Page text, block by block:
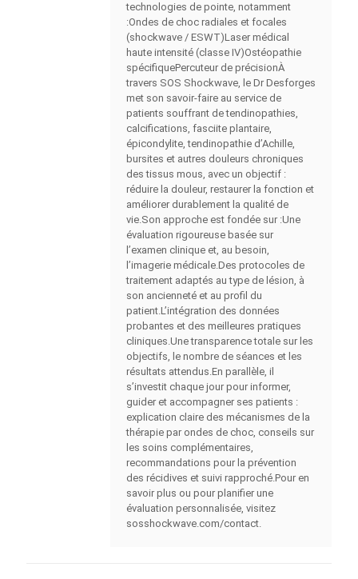
technologies de pointe, notamment
:Ondes de choc radiales et focales
(shockwave / ESWT)Laser médical
haute intensité (classe IV)Ostéopathie
spécifiquePercuteur de précisionÀ
travers SOS Shockwave, le Dr Desforges
met son savoir-faire au service de
patients souffrant de tendinopathies,
calcifications, fasciite plantaire,
épicondylite, tendinopathie d’Achille,
bursites et autres douleurs chroniques
des tissus mous, avec un objectif :
réduire la douleur, restaurer la fonction et
améliorer durablement la qualité de
vie.Son approche est fondée sur :Une
évaluation rigoureuse basée sur
l’examen clinique et, au besoin,
l’imagerie médicale.Des protocoles de
traitement adaptés au type de lésion, à
son ancienneté et au profil du
patient.L’intégration des données
probantes et des meilleures pratiques
cliniques.Une transparence totale sur les
objectifs, le nombre de séances et les
résultats attendus.En parallèle, il
s’investit chaque jour pour informer,
guider et accompagner ses patients :
explication claire des mécanismes de la
thérapie par ondes de choc, conseils sur
les soins complémentaires,
recommandations pour la prévention
des récidives et suivi rapproché.Pour en
savoir plus ou pour planifier une
évaluation personnalisée, visitez
sosshockwave.com/contact.